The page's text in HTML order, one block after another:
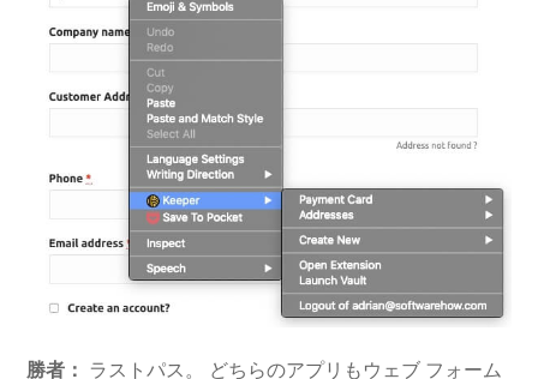
勝者：
ラストパス。 どちらのアプリもウェブ フォーム